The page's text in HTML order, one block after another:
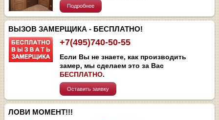
Подробнее
ВЫЗОВ ЗАМЕРЩИКА - БЕСПЛАТНО!
+7(495)740-50-55
Если Вы не знаете, как производить
замер, мы сделаем это за Вас
БЕСПЛАТНО.
Оставить заявку
ЛОВИ МОМЕНТ!!!